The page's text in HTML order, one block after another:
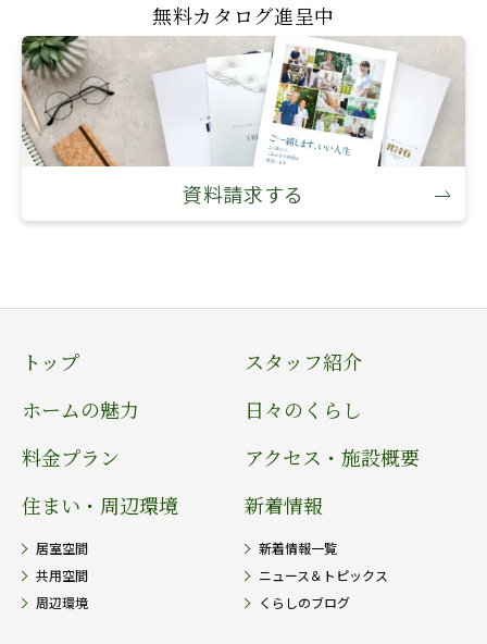
無料カタログ進呈中
資料請求する
トップ
ホームの魅力
料金プラン
住まい・周辺環境
居室空間
共用空間
周辺環境
スタッフ紹介
日々のくらし
アクセス・施設概要
新着情報
新着情報一覧
ニュース＆トピックス
くらしのブログ